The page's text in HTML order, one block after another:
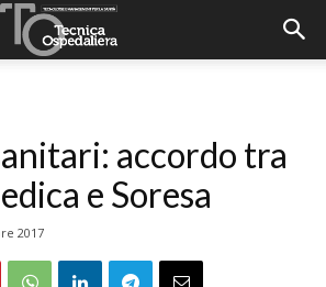
accordo tra
e Soresa
2017